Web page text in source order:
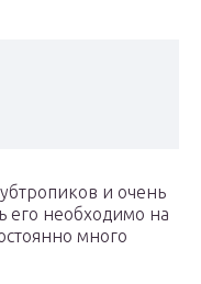
и очень
его необходимо на
много